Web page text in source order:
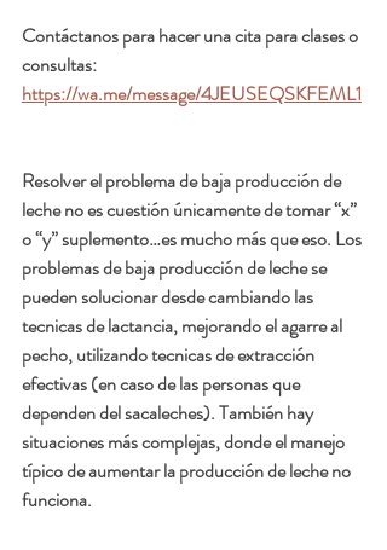
Contáctanos para hacer una cita para clases o
consultas:
https://wa.me/message/4JEUSEQSKFEML1
Resolver el problema de baja producción de
leche no es cuestión únicamente de tomar “x”
o “y” suplemento…es mucho más que eso. Los
problemas de baja producción de leche se
pueden solucionar desde cambiando las
tecnicas de lactancia, mejorando el agarre al
pecho, utilizando tecnicas de extracción
efectivas (en caso de las personas que
dependen del sacaleches). También hay
situaciones más complejas, donde el manejo
típico de aumentar la producción de leche no
funciona.